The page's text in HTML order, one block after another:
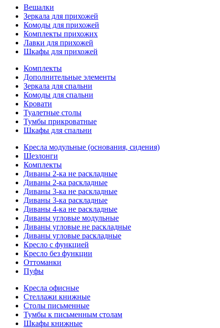
Вешалки
Зеркала для прихожей
Комоды для прихожей
Комплекты прихожих
Лавки для прихожей
Шкафы для прихожей
Комплекты
Дополнительные элементы
Зеркала для спальни
Комоды для спальни
Кровати
Туалетные столы
Тумбы прикроватные
Шкафы для спальни
Кресла модульные (основания, сидения)
Шезлонги
Комплекты
Диваны 2-ка не раскладные
Диваны 2-ка раскладные
Диваны 3-ка не раскладные
Диваны 3-ка раскладные
Диваны 4-ка не раскладные
Диваны угловые модульные
Диваны угловые не раскладные
Диваны угловые раскладные
Кресло с функцией
Кресло без функции
Оттоманки
Пуфы
Кресла офисные
Стеллажи книжные
Столы письменные
Тумбы к письменным столам
Шкафы книжные